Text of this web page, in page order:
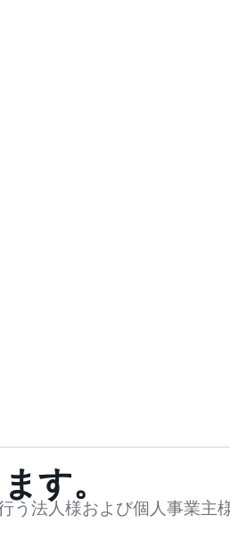
す。
法人様および個人事業主